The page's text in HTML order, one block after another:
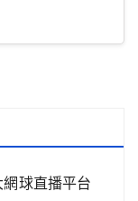
球直播平台